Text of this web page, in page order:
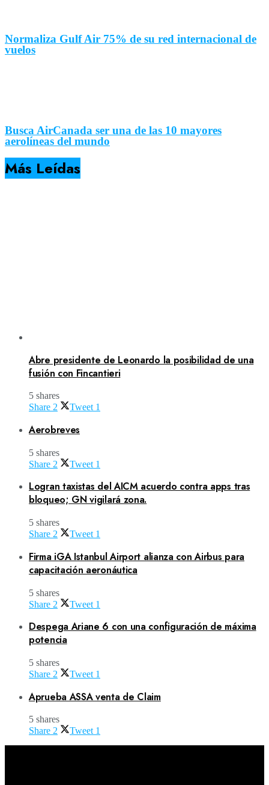
Normaliza Gulf Air 75% de su red internacional de
vuelos
Busca AirCanada ser una de las 10 mayores
aerolíneas del mundo
Más Leídas
Abre presidente de Leonardo la posibilidad de una
fusión con Fincantieri
5 shares
Share 2 Tweet 1
Aerobreves
5 shares
Share 2 Tweet 1
Logran taxistas del AICM acuerdo contra apps tras
bloqueo; GN vigilará zona.
5 shares
Share 2 Tweet 1
Firma iGA Istanbul Airport alianza con Airbus para
capacitación aeronáutica
5 shares
Share 2 Tweet 1
Despega Ariane 6 con una configuración de máxima
potencia
5 shares
Share 2 Tweet 1
Aprueba ASSA venta de Claim
5 shares
Share 2 Tweet 1